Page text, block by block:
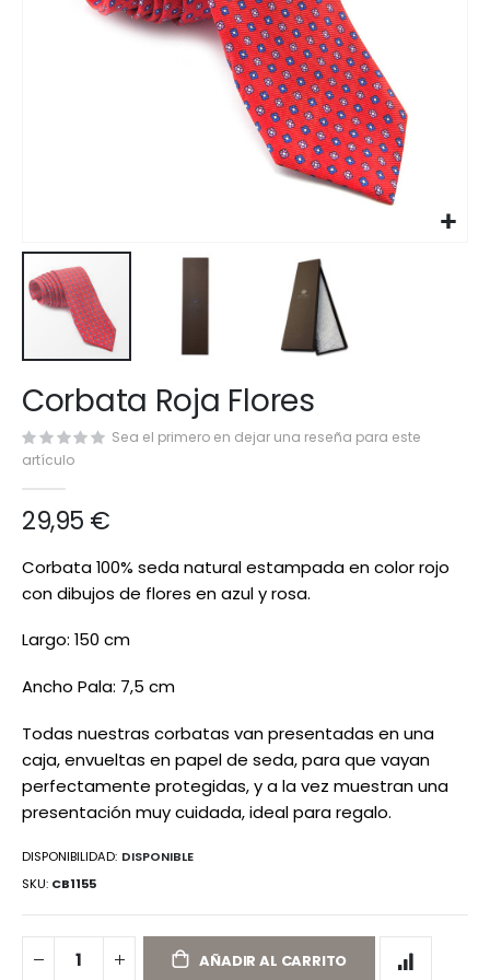
al
comienzo
de
la
galería
de
imágenes
Corbata Roja Flores
Sea el primero en dejar una reseña para este
artículo
29,95 €
Corbata 100% seda natural estampada en color rojo
con dibujos de flores en azul y rosa.
Largo: 150 cm
Ancho Pala: 7,5 cm
Todas nuestras corbatas van presentadas en una
caja, envueltas en papel de seda, para que vayan
perfectamente protegidas, y a la vez muestran una
presentación muy cuidada, ideal para regalo.
DISPONIBILIDAD: DISPONIBLE
SKU CB1155
AÑADIR AL CARRITO